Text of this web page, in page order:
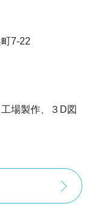
7-22
場製作、３D図